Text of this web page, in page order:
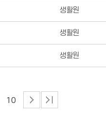
생활원
생활원
생활원
10